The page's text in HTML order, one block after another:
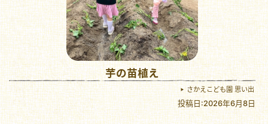
芋の苗植え
さかえこども園 思い出
投稿日:2026年6月8日